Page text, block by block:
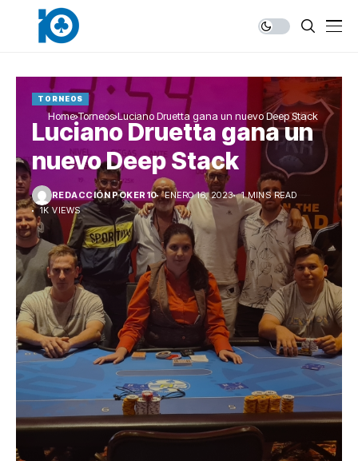
Home Torneos Luciano Druetta gana un nuevo Deep Stack
TORNEOS
Luciano Druetta gana un
nuevo Deep Stack
REDACCIÓN POKER10 ENERO 16, 2023
1 MINS READ
1K VIEWS